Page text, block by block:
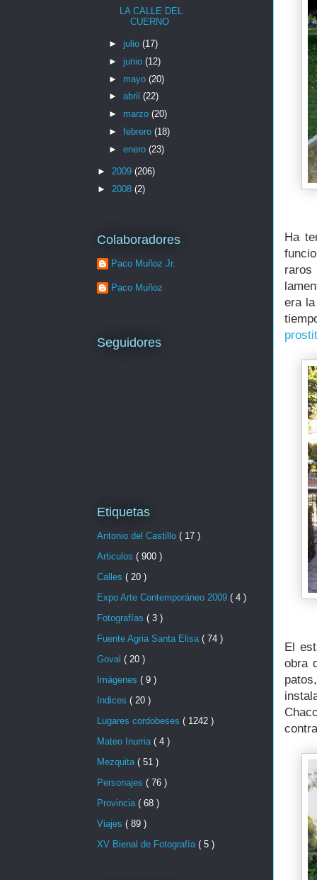
Ha
era
El
obra
LA CALLE DEL
CUERNO
► julio (17)
► junio (12)
► mayo (20)
► abril (22)
► marzo (20)
► febrero (18)
► enero (23)
► 2009 (206)
► 2008 (2)
Colaboradores
Paco Muñoz Jr.
Paco Muñoz
Seguidores
Etiquetas
Antonio del Castillo ( 17 )
Articulos ( 900 )
Calles ( 20 )
Expo Arte Contemporáneo 2009 ( 4 )
Fotografías ( 3 )
Fuente Agria Santa Elisa ( 74 )
Goval ( 20 )
Imágenes ( 9 )
Indices ( 20 )
Lugares cordobeses ( 1242 )
Mateo Inurria ( 4 )
Mezquita ( 51 )
Personajes ( 76 )
Provincia ( 68 )
Viajes ( 89 )
XV Bienal de Fotografía ( 5 )